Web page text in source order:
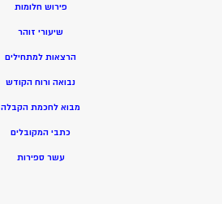
פירוש חלומות
שיעורי זוהר
הרצאות למתחילים
נבואה ורוח הקודש
מבוא לחכמת הקבלה
כתבי המקובלים
עשר ספירות